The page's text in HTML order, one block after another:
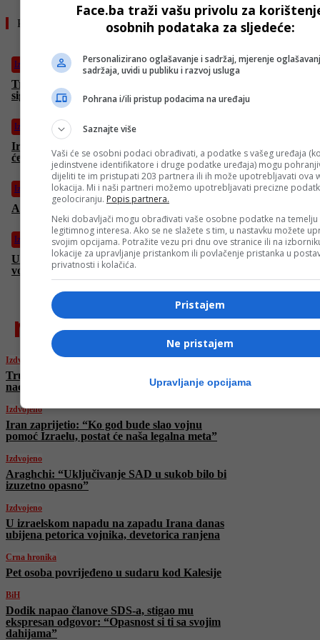
Pročitajte još
Izdvojeno
Trump večeras saziva hitni sastanak tima za nacionalnu
sigurnost zbog Izraela i Irana
Izdvojeno
Iran zaprijetio: “Ko god bude slao vojnu pomoć Izraelu, postat
će naša legalna meta”
Izdvojeno
Araghchi: “Uključivanje SAD u sukob bilo bi izuzetno opasno”
Izdvojeno
U izraelskom napadu na zapadu Irana danas ubijena petorica
vojnika, devetorica ranjena
najnovije
Izdvojeno
Trump večeras saziva hitni sastanak tima za
nacionalnu sigurnost zbog Izraela i Irana
Izdvojeno
Iran zaprijetio: “Ko god bude slao vojnu
pomoć Izraelu, postat će naša legalna meta”
Izdvojeno
Araghchi: “Uključivanje SAD u sukob bilo bi
izuzetno opasno”
Izdvojeno
U izraelskom napadu na zapadu Irana danas
ubijena petorica vojnika, devetorica ranjena
Crna hronika
Pet osoba povrijeđeno u sudaru kod Kalesije
BiH
Dodik napao članove SDS-a, stigao mu
ekspresan odgovor: “Opasnost si ti sa svojim
dahijama”
Face.ba traži vašu privolu za
osobnih podataka za sljedeće:
Personalizirano oglašavanje i sadržaj, mjerenje
sadržaja, uvidi u publiku i razvoj usluga
Pohrana i/ili pristup podacima na uređaju
Saznajte više
Vaši će se osobni podaci obrađivati, a podatke s vašeg uređaja
jedinstvene identifikatore i druge podatke uređaja) mogu
dijeliti te im pristupati 203 partnera ili ih može upotrebljavati ova
lokacija. Mi i naši partneri možemo upotrebljavati precizne
geolociranju. Popis partnera.
Neki dobavljači mogu obrađivati vaše osobne podatke na temelju
legitimnog interesa. Ako se ne slažete s tim, u nastavku možete
svojim opcijama. Potražite vezu pri dnu ove stranice ili na
lokacije za upravljanje pristankom ili povlačenje pristanka u
privatnosti i kolačića.
Pristajem
Ne pristajem
Upravljanje opcijama